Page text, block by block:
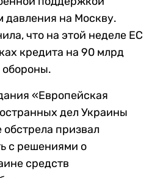
давления на Москву.
что на этой неделе ЕС
кредита на 90 млрд
обороны.
«Европейская
дел Украины
призвал
с решениями о
средств